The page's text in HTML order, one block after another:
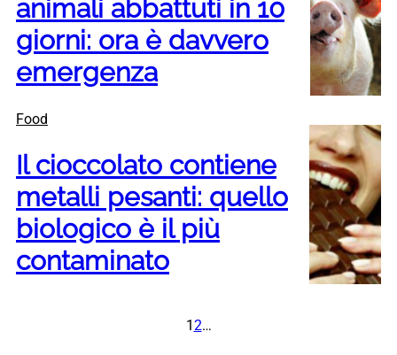
animali abbattuti in 10
giorni: ora è davvero
emergenza
Food
Il cioccolato contiene
metalli pesanti: quello
biologico è il più
contaminato
12…